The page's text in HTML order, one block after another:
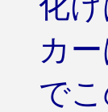
カ
で